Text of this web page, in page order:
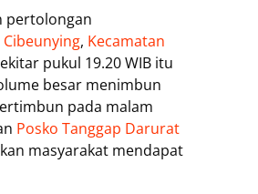
pertolongan
Cibeunying, Kecamatan
pukul 19.20 WIB itu
besar menimbun
pada malam
Posko Tanggap Darurat
masyarakat mendapat